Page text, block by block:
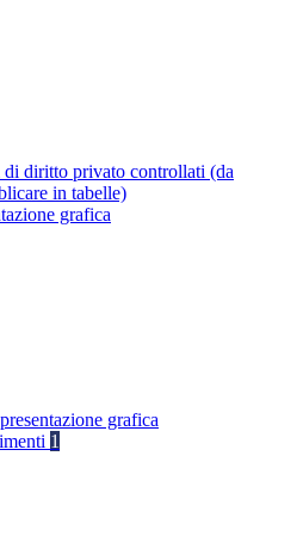
di diritto privato controllati (da
in tabelle)
grafica
grafica
1